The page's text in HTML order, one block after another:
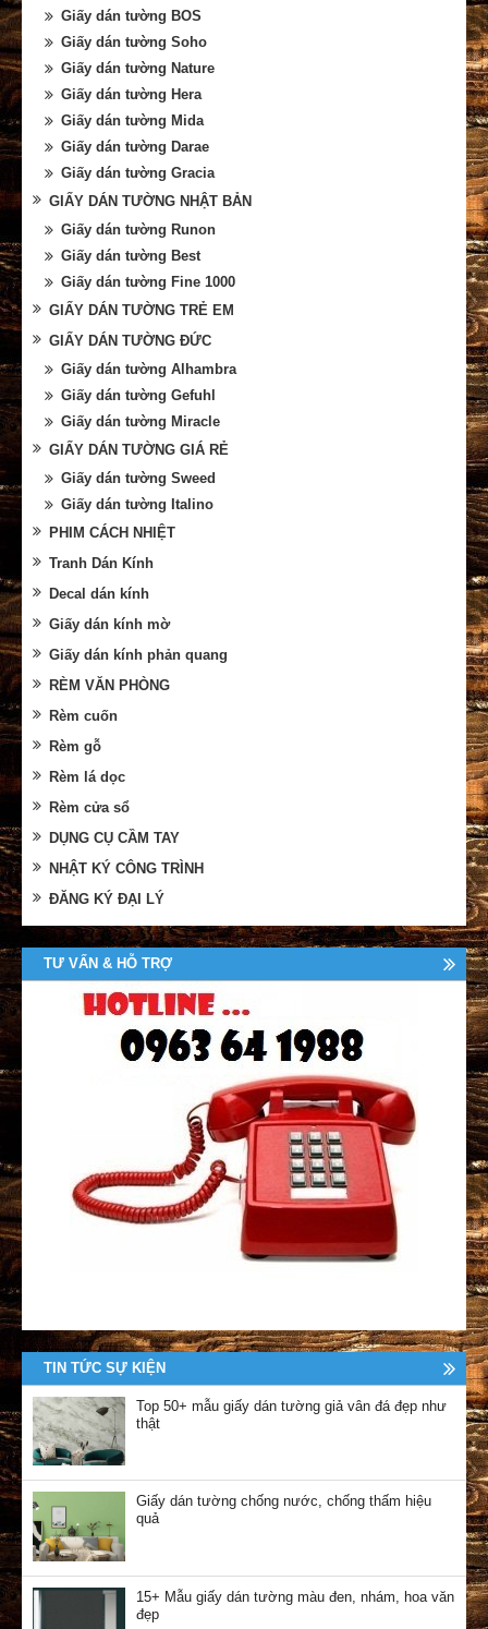
Giấy dán tường BOS
Giấy dán tường Soho
Giấy dán tường Nature
Giấy dán tường Hera
Giấy dán tường Mida
Giấy dán tường Darae
Giấy dán tường Gracia
GIẤY DÁN TƯỜNG NHẬT BẢN
Giấy dán tường Runon
Giấy dán tường Best
Giấy dán tường Fine 1000
GIẤY DÁN TƯỜNG TRẺ EM
GIẤY DÁN TƯỜNG ĐỨC
Giấy dán tường Alhambra
Giấy dán tường Gefuhl
Giấy dán tường Miracle
GIẤY DÁN TƯỜNG GIÁ RẺ
Giấy dán tường Sweed
Giấy dán tường Italino
PHIM CÁCH NHIỆT
Tranh Dán Kính
Decal dán kính
Giấy dán kính mờ
Giấy dán kính phản quang
RÈM VĂN PHÒNG
Rèm cuốn
Rèm gỗ
Rèm lá dọc
Rèm cửa sổ
DỤNG CỤ CẦM TAY
NHẬT KÝ CÔNG TRÌNH
ĐĂNG KÝ ĐẠI LÝ
TƯ VẤN & HỖ TRỢ
TIN TỨC SỰ KIỆN
Top 50+ mẫu giấy dán tường giả vân đá đẹp như
thật
Giấy dán tường chống nước, chống thấm hiệu
quả
15+ Mẫu giấy dán tường màu đen, nhám, hoa văn
đẹp